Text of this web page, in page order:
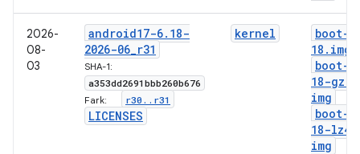
2026-
08-
03
android17-6. 18-
2026-06_r31
SHA-1:
a353dd2691bbb260b676
Fark: r30 . . r31
LICENSES
kernel boot-6
18 . img
boot-6
18-gz
img
boot-6
18-lz4
img